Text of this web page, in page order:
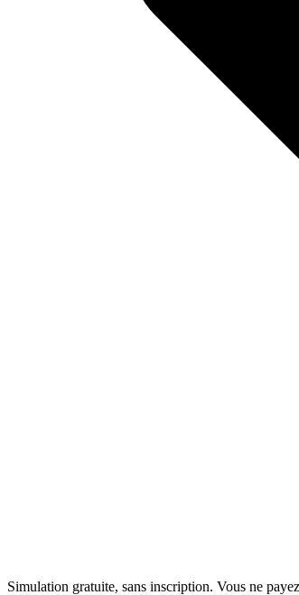
Simulation gratuite, sans inscription. Vous ne